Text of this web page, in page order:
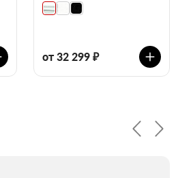
от 32 299 ₽